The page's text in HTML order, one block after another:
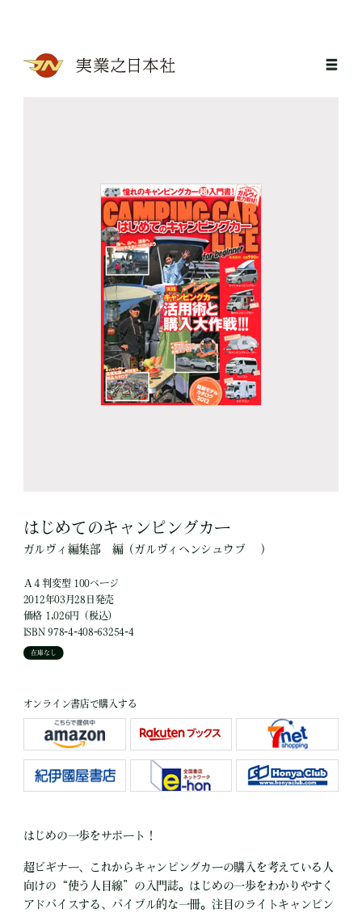
はじめてのキャンピングカー
ガルヴィ編集部 編（ガルヴィヘンシュウブ ）
Ａ４判変型 100ページ
2012年03月28日発売
価格 1,026円（税込）
ISBN 978-4-408-63254-4
在庫なし
オンライン書店で購入する
はじめの一歩をサポート！
超ビギナー、これからキャンピングカーの購入を考えている人
向けの“使う人目線”の入門誌。はじめの一歩をわかりやすく
アドバイスする、バイブル的な一冊。注目のライトキャンピン